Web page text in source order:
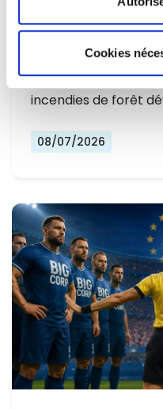
Cookies
L'EUROPE NE
CONTENTER DE
PRÉPARER
Alors que l'Europe
marqué par des
incendies de forêt
08/07/2026